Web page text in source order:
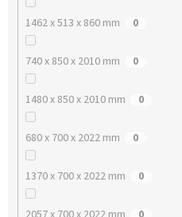
1462 x 513 x 860 mm 0
740 x 850 x 2010 mm 0
1480 x 850 x 2010 mm 0
680 x 700 x 2022 mm 0
1370 x 700 x 2022 mm 0